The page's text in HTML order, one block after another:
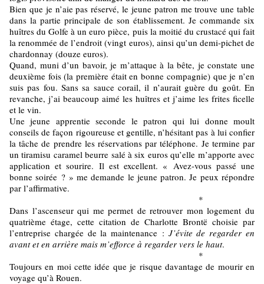
Bien que je n’aie pas réservé, le jeune patron me trouve une table
dans la partie principale de son établissement. Je commande six
huîtres du Golfe à un euro pièce, puis la moitié du crustacé qui fait
la renommée de l’endroit (vingt euros), ainsi qu’un demi-pichet de
chardonnay (douze euros).
Quand, muni d’un bavoir, je m’attaque à la bête, je constate une
deuxième fois (la première était en bonne compagnie) que je n’en
suis pas fou. Sans sa sauce corail, il n’aurait guère du goût. En
revanche, j’ai beaucoup aimé les huîtres et j’aime les frites ficelle
et le vin.
Une jeune apprentie seconde le patron qui lui donne moult
conseils de façon rigoureuse et gentille, n’hésitant pas à lui confier
la tâche de prendre les réservations par téléphone. Je termine par
un tiramisu caramel beurre salé à six euros qu’elle m’apporte avec
application et sourire. Il est excellent. « Avez-vous passé une
bonne soirée ? » me demande le jeune patron. Je peux répondre
par l’affirmative.
*
Dans l’ascenseur qui me permet de retrouver mon logement du
quatrième étage, cette citation de Charlotte Brontë choisie par
l’entreprise chargée de la maintenance : J’évite de regarder en
avant et en arrière mais m’efforce à regarder vers le haut.
*
Toujours en moi cette idée que je risque davantage de mourir en
voyage qu’à Rouen.